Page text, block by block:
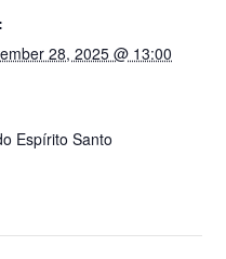
28, 2025 @ 13:00
Espírito Santo